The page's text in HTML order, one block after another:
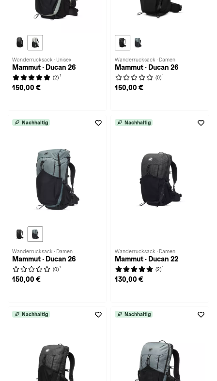
Wanderrucksack · Unisex
Mammut · Ducan 26
(2) 1
150,00 €
Wanderrucksack · Damen
Mammut · Ducan 26
(0) 1
150,00 €
Nachhaltig
Wanderrucksack · Damen
Mammut · Ducan 26
(0) 1
150,00 €
Nachhaltig
Wanderrucksack · Damen
Mammut · Ducan 22
(2) 1
130,00 €
Nachhaltig Nachhaltig